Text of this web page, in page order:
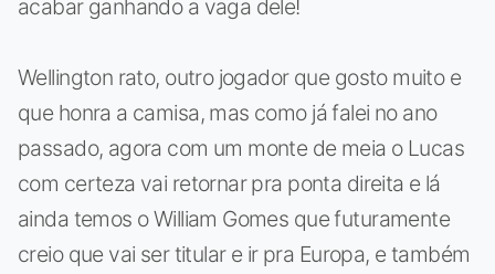
acabar ganhando a vaga dele!
Wellington rato, outro jogador que gosto muito e
que honra a camisa, mas como já falei no ano
passado, agora com um monte de meia o Lucas
com certeza vai retornar pra ponta direita e lá
ainda temos o William Gomes que futuramente
creio que vai ser titular e ir pra Europa, e também